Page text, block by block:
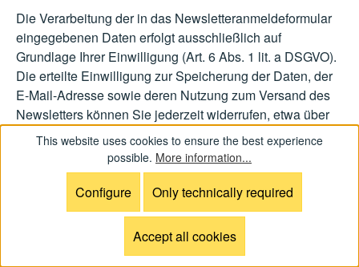
Die Verarbeitung der in das Newsletteranmeldeformular
eingegebenen Daten erfolgt ausschließlich auf
Grundlage Ihrer Einwilligung (Art. 6 Abs. 1 lit. a DSGVO).
Die erteilte Einwilligung zur Speicherung der Daten, der
E-Mail-Adresse sowie deren Nutzung zum Versand des
Newsletters können Sie jederzeit widerrufen, etwa über
den "Austragen"-Link im Newsletter. Die Rechtmäßigkeit
der bereits erfolgten Datenverarbeitungsvorgänge bleibt
vom Widerruf unberührt.
Die von Ihnen zum Zwecke des Newsletter-Bezugs bei
uns hinterlegten Daten werden von uns bis zu Ihrer
Austragung aus dem Newsletter gespeichert und nach
der Abbestellung des Newsletters gelöscht. Daten, die zu
This website uses cookies to ensure the best experience
possible. More information...
Only technically required
Configure
Accept all cookies